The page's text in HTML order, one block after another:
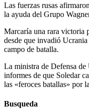
Las fuerzas rusas
la ayuda del Grupo
Marcaría una rara victoria
desde que invadió
campo de batalla.
La ministra de Defensa
informes de que Soledar
las «feroces batallas» por
Busqueda